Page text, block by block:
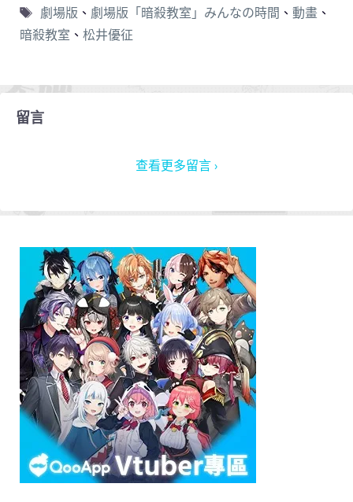
劇場版 、 劇場版「暗殺教室」みんなの時間 、 動畫、
暗殺教室 、 松井優征
留言
查看更多留言 ›